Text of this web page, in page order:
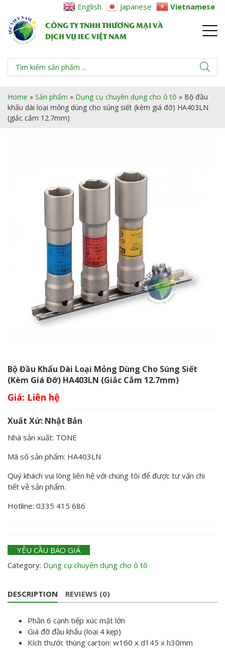
CÔNG TY TNHH THƯƠNG MẠI VÀ
DỊCH VỤ IEC VIỆT NAM
Home » Sản phẩm » Dụng cụ chuyên dụng cho ô tô » Bộ đầu
khẩu dài loại mỏng dùng cho súng siết (kèm giá đỡ) HA403LN
(giắc cắm 12.7mm)
Bộ Đầu Khẩu Dài Loại Mỏng Dùng Cho Súng Siết
(kèm Giá Đỡ) HA403LN (giắc Cắm 12.7mm)
Giá:
Xuất Xứ: Nhật Bản
Nhà sản xuất: TONE
Mã số sản phẩm: HA403LN
Quý khách vui lòng liên hệ với chúng tôi để được tư vấn chi
tiết về sản phẩm.
Hotline: 0335 415 686
YÊU CẦU BÁO GIÁ
Category: Dụng cụ chuyên dụng cho ô tô
DESCRIPTION REVIEWS (0)
Phần 6 cạnh tiếp xúc mặt lớn
Giá đỡ đầu khẩu (loại 4 kẹp)
Kích thước thùng carton: w160 x d145 x h30mm
English Japanese Vietnamese